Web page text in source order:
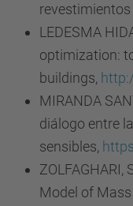
LEDESMA
optimization:
buildings,
MIRANDA
diálogo entre
sensibles,
Model of